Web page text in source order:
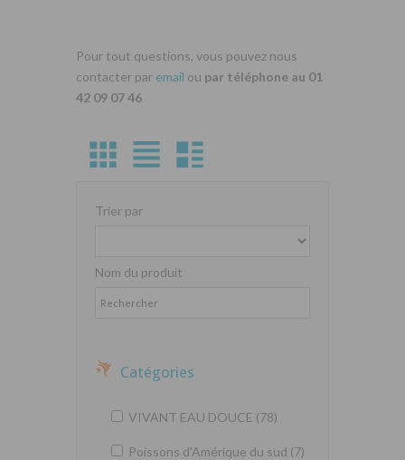
Pour tout questions, vous pouvez nous
contacter par email ou par téléphone au 01
42 09 07 46
Trier par
Nom du produit
Catégories
VIVANT EAU DOUCE (78)
Poissons d'Amérique du sud (7)